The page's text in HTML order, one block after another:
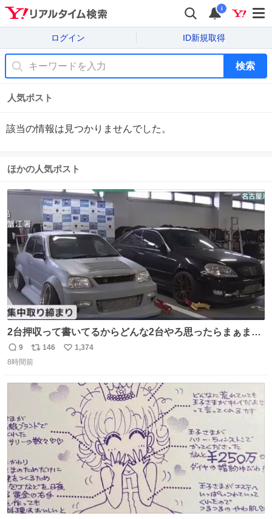
i
ログイン ID新規取得
検索
人気ポスト
該当の情報は見つかりませんでした。
ほかの人気ポスト
2台押収って書いてるからどんな2台やろ思ったらまぁまぁ
へんてこな1台押収してて笑い止まらん
返
信
9
リ
ポ
ト
146
い
数
1,374
8時間前